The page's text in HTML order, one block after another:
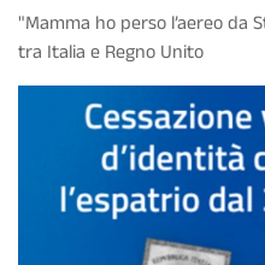
"Mamma ho perso l’aereo da
tra Italia e Regno Unito